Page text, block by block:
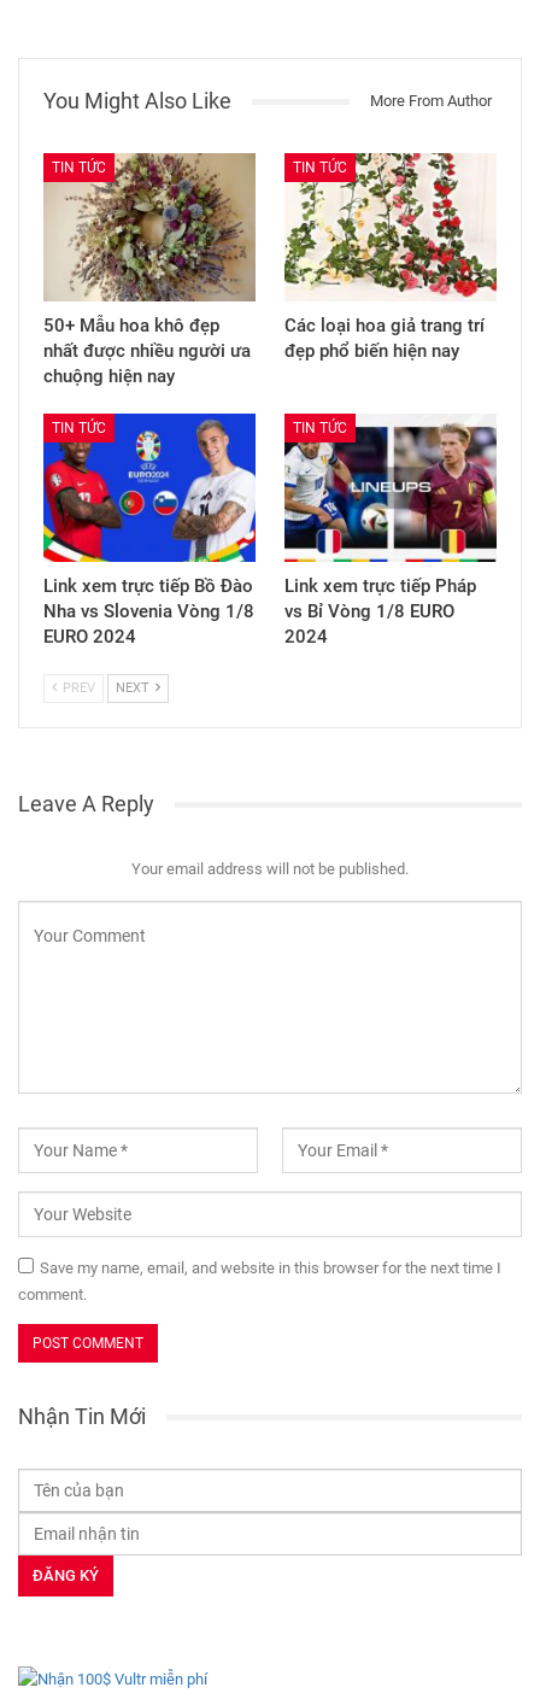
You Might Also Like More From Author
TIN TỨC
50+ Mẫu hoa khô đẹp
nhất được nhiều người ưa
chuộng hiện nay
TIN TỨC
Các loại hoa giả trang trí
đẹp phổ biến hiện nay
TIN TỨC
Link xem trực tiếp Bồ Đào
Nha vs Slovenia Vòng 1/8
EURO 2024
TIN TỨC
Link xem trực tiếp Pháp
vs Bỉ Vòng 1/8 EURO
2024
PREV NEXT
Leave A Reply
Your email address will not be published.
Save my name, email, and website in this browser for the next time I
comment.
Nhận Tin Mới